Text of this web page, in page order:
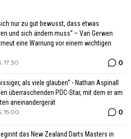
nur zu gut bewusst, dass etwas
und sich ändern muss“ – Van Gerwen
eine Warnung vor einem wichtigen
17:30 0
als viele glauben“ - Nathan Aspinall
überraschenden PDC-Star, mit dem er am
aneinandergerät
15:00 0
das New Zealand Darts Masters in